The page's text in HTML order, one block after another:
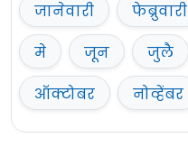
जानेवारी फेब्रुवारी
मे
जून जुलै
ऑक्टोबर
नोव्हेंबर